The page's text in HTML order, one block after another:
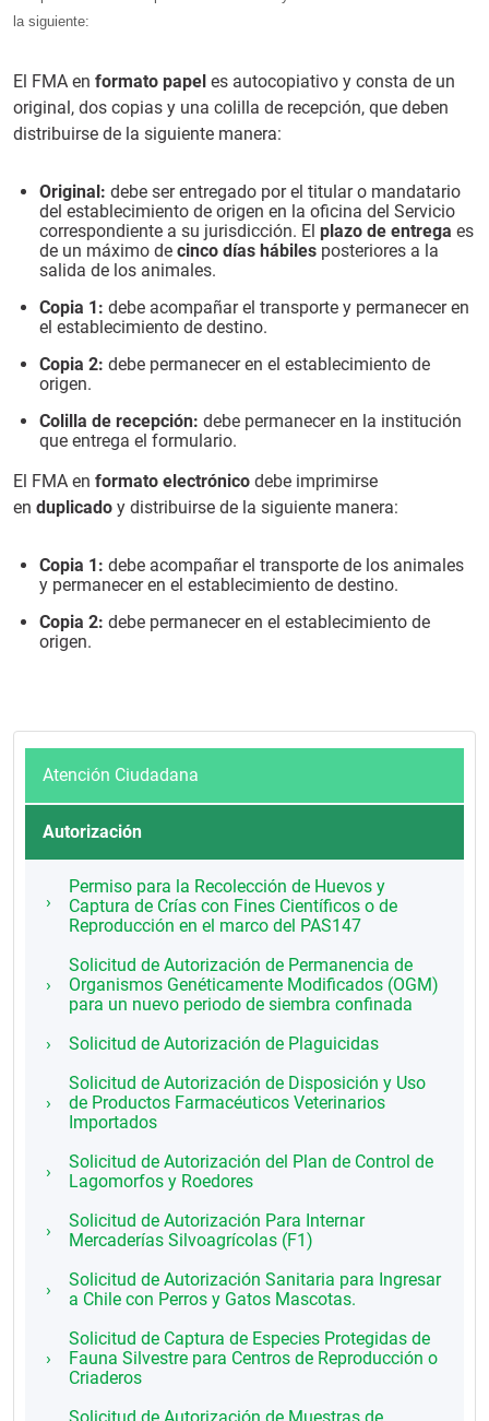
la siguiente:
El FMA en formato papel es autocopiativo y consta de un
original, dos copias y una colilla de recepción, que deben
distribuirse de la siguiente manera:
Original: debe ser entregado por el titular o mandatario
del establecimiento de origen en la oficina del Servicio
correspondiente a su jurisdicción. El plazo de entrega es
de un máximo de cinco días hábiles posteriores a la
salida de los animales.
Copia 1: debe acompañar el transporte y permanecer en
el establecimiento de destino.
Copia 2: debe permanecer en el establecimiento de
origen.
Colilla de recepción: debe permanecer en la institución
que entrega el formulario.
El FMA en formato electrónico debe imprimirse
en duplicado y distribuirse de la siguiente manera:
Copia 1: debe acompañar el transporte de los animales
y permanecer en el establecimiento de destino.
Copia 2: debe permanecer en el establecimiento de
origen.
Atención Ciudadana
Autorización
Permiso para la Recolección de Huevos y
Captura de Crías con Fines Científicos o de
Reproducción en el marco del PAS147
Solicitud de Autorización de Permanencia de
Organismos Genéticamente Modificados (OGM)
para un nuevo periodo de siembra confinada
Solicitud de Autorización de Plaguicidas
Solicitud de Autorización de Disposición y Uso
de Productos Farmacéuticos Veterinarios
Importados
Solicitud de Autorización del Plan de Control de
Lagomorfos y Roedores
Solicitud de Autorización Para Internar
Mercaderías Silvoagrícolas (F1)
Solicitud de Autorización Sanitaria para Ingresar
a Chile con Perros y Gatos Mascotas.
Solicitud de Captura de Especies Protegidas de
Fauna Silvestre para Centros de Reproducción o
Criaderos